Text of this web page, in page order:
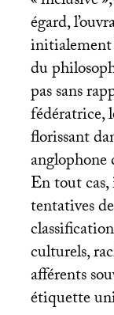
égard,
initialement
du
pas sans
fédératrice,
florissant
anglophone
En tout cas,
tentatives de
culturels,
afférents
étiquette